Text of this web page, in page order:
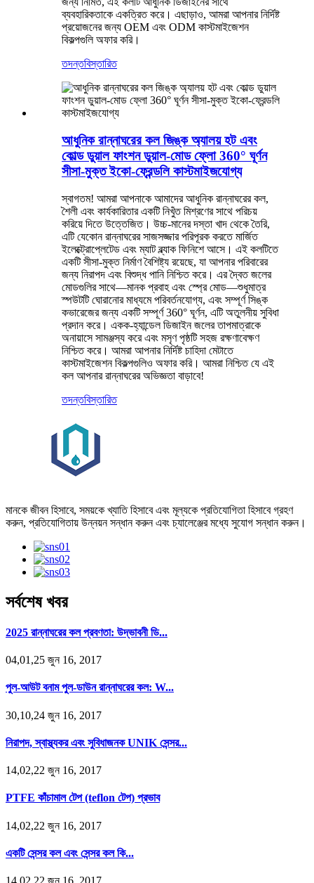
ব্যবহারিকতাকে একত্রিত করে। এছাড়াও, আমরা আপনার নির্দিষ্ট
প্রয়োজনের জন্য OEM এবং ODM কাস্টমাইজেশন
বিকল্পগুলি অফার করি।
তদন্তবিস্তারিত
আধুনিক রান্নাঘরের কল জিঙ্ক অ্যালয় হট এবং
কোল্ড ডুয়াল ফাংশন ডুয়াল-মোড ফ্লো 360° ঘূর্ণন
সীসা-মুক্ত ইকো-ফ্রেন্ডলি কাস্টমাইজযোগ্য
স্বাগতম! আমরা আপনাকে আমাদের আধুনিক রান্নাঘরের কল,
শৈলী এবং কার্যকারিতার একটি নিখুঁত মিশ্রণের সাথে পরিচয়
করিয়ে দিতে উত্তেজিত। উচ্চ-মানের দস্তা খাদ থেকে তৈরি,
এটি যেকোন রান্নাঘরের সাজসজ্জার পরিপূরক করতে মার্জিত
ইলেক্ট্রোপ্লেটেড এবং ম্যাট ব্ল্যাক ফিনিশে আসে। এই কলটিতে
একটি সীসা-মুক্ত নির্মাণ বৈশিষ্ট্য রয়েছে, যা আপনার পরিবারের
জন্য নিরাপদ এবং বিশুদ্ধ পানি নিশ্চিত করে। এর দ্বৈত জলের
মোডগুলির সাথে—মানক প্রবাহ এবং স্প্রে মোড—শুধুমাত্র
স্পউটটি ঘোরানোর মাধ্যমে পরিবর্তনযোগ্য, এবং সম্পূর্ণ সিঙ্ক
কভারেজের জন্য একটি সম্পূর্ণ 360° ঘূর্ণন, এটি অতুলনীয় সুবিধা
প্রদান করে। একক-হ্যান্ডেল ডিজাইন জলের তাপমাত্রাকে
অনায়াসে সামঞ্জস্য করে এবং মসৃণ পৃষ্ঠটি সহজ রক্ষণাবেক্ষণ
নিশ্চিত করে। আমরা আপনার নির্দিষ্ট চাহিদা মেটাতে
কাস্টমাইজেশন বিকল্পগুলিও অফার করি। আমরা নিশ্চিত যে এই
কল আপনার রান্নাঘরের অভিজ্ঞতা বাড়াবে!
তদন্তবিস্তারিত
মানকে জীবন হিসাবে, সময়কে খ্যাতি হিসাবে এবং মূল্যকে প্রতিযোগিতা হিসাবে গ্রহণ
করুন, প্রতিযোগিতায় উন্নয়ন সন্ধান করুন এবং চ্যালেঞ্জের মধ্যে সুযোগ সন্ধান করুন।
সর্বশেষ খবর
2025 রান্নাঘরের কল প্রবণতা: উদ্ভাবনী ডি...
04,01,25 জুন 16, 2017
পুল-আউট বনাম পুল-ডাউন রান্নাঘরের কল: W...
30,10,24 জুন 16, 2017
নিরাপদ, স্বাস্থ্যকর এবং সুবিধাজনক UNIK সেন্সর...
14,02,22 জুন 16, 2017
PTFE কাঁচামাল টেপ (teflon টেপ) প্রভাব
14,02,22 জুন 16, 2017
একটি সেন্সর কল এবং সেন্সর কল কি...